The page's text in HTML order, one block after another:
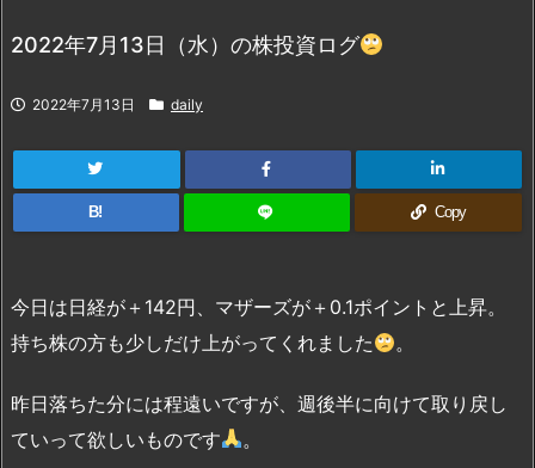
2022年7月13日（水）の株投資ログ
2022年7月13日 daily
B! Copy
今日は日経が＋142円、マザーズが＋0.1ポイントと上昇。
持ち株の方も少しだけ上がってくれました
。
昨日落ちた分には程遠いですが、週後半に向けて取り戻し
ていって欲しいものです
。